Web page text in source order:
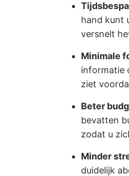
hand kunt
versnelt
Minimale
informatie
ziet
Beter
bevatten
zodat u
Minder
duidelijk